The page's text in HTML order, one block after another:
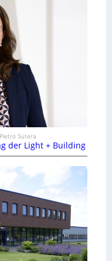
Sutera
der Light + Building